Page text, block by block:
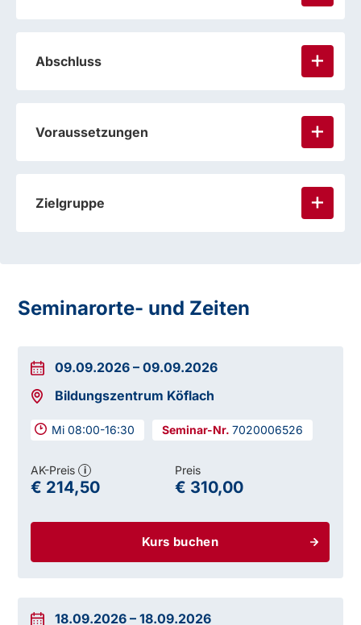
Abschluss
Voraussetzungen
Zielgruppe
Seminarorte- und Zeiten
09.09.2026 –09.09.2026
Bildungszentrum Köflach
Mi 08:00-16:30 7020006526
Kurs buchen
AK-Preis i
€ 214,50
Preis
€ 310,00
18.09.2026 –18.09.2026